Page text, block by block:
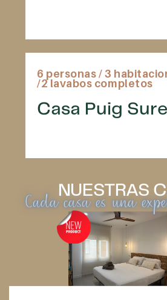
6 personas/ 3
/2 lavabos completos
Casa Puig
NUESTRAS
Cada casa es una